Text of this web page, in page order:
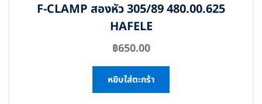
F-CLAMP สองหัว 305/89 480.00.625
HAFELE
฿650.00
หยิบใส่ตะกร้า